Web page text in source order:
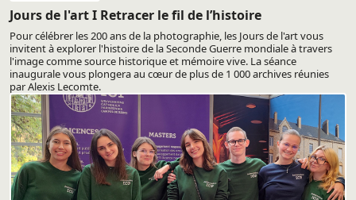
Jours de l'art I Retracer le fil de l’histoire
Pour célébrer les 200 ans de la photographie, les Jours de l'art vous
invitent à explorer l'histoire de la Seconde Guerre mondiale à travers
l'image comme source historique et mémoire vive. La séance
inaugurale vous plongera au cœur de plus de 1 000 archives réunies
par Alexis Lecomte.